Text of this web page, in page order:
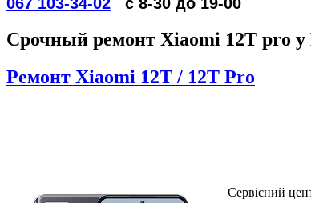
Срочный ремонт Xiaomi 12T pro у
Ремонт Xiaomi 12T / 12T Pro
Сервісний